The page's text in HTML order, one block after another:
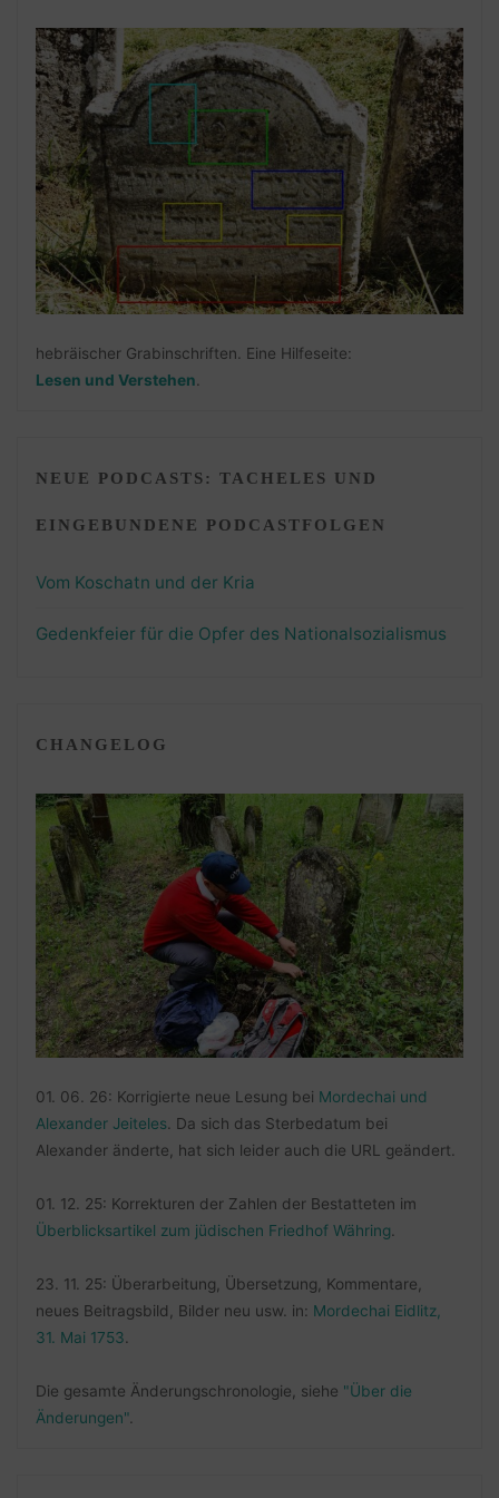
hebräischer Grabinschriften. Eine Hilfeseite:
Lesen und Verstehen
NEUE PODCASTS: TACHELES UND
EINGEBUNDENE PODCASTFOLGEN
Vom Koschatn und der Kria
Gedenkfeier für die Opfer des Nationalsozialismus
CHANGELOG
01. 06. 26: Korrigierte neue Lesung bei Mordechai und
Alexander Jeiteles . Da sich das Sterbedatum bei
Alexander änderte, hat sich leider auch die URL geändert.
01. 12. 25: Korrekturen der Zahlen der Bestatteten im
Überblicksartikel zum jüdischen Friedhof Währing
23. 11. 25: Überarbeitung, Übersetzung, Kommentare,
neues Beitragsbild, Bilder neu usw. in: Mordechai Eidlitz,
31. Mai 1753
Die gesamte Änderungschronologie, siehe "Über die
Änderungen".